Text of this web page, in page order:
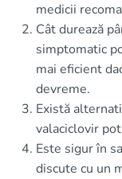
medicii
Cât durează
simptomatic
mai eficient
devreme.
Există
valaciclovir
Este sigur în
discute cu un